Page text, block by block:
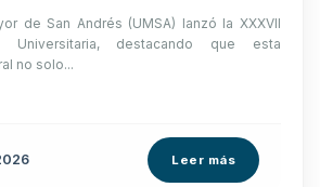
de San Andrés (UMSA) lanzó la XXXVII
Universitaria, destacando que esta
no solo...
Leer más